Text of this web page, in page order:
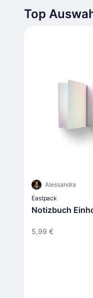
Top
Alessandra
Eastpack
Notizbuch
5,99 €